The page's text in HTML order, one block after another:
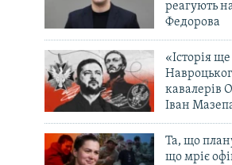
реагують
Федорова
«Історія ще
кавалерів
Іван
Та, що
що мріє